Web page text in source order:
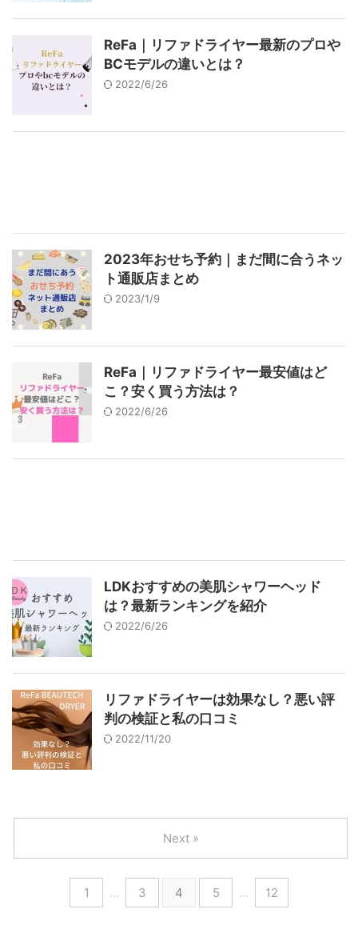
ReFa｜リファドライヤー最新のプロや
BCモデルの違いとは？
2022/6/26
2023年おせち予約｜まだ間に合うネッ
ト通販店まとめ
2023/1/9
ReFa｜リファドライヤー最安値はど
こ？安く買う方法は？
2022/6/26
LDKおすすめの美肌シャワーヘッド
は？最新ランキングを紹介
2022/6/26
リファドライヤーは効果なし？悪い評
判の検証と私の口コミ
2022/11/20
1 … 3 4 5 … 12
Next »